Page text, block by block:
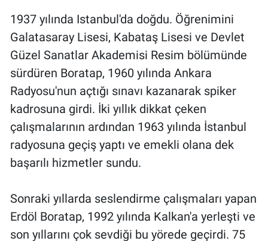
1937 yılında Istanbul'da doğdu. Öğrenimini
Galatasaray Lisesi, Kabataş Lisesi ve Devlet
Güzel Sanatlar Akademisi Resim bölümünde
sürdüren Boratap, 1960 yılında Ankara
Radyosu'nun açtığı sınavı kazanarak spiker
kadrosuna girdi. İki yıllık dikkat çeken
çalışmalarının ardından 1963 yılında İstanbul
radyosuna geçiş yaptı ve emekli olana dek
başarılı hizmetler sundu.
Sonraki yıllarda seslendirme çalışmaları yapan
Erdöl Boratap, 1992 yılında Kalkan'a yerleşti ve
son yıllarını çok sevdiği bu yörede geçirdi. 75